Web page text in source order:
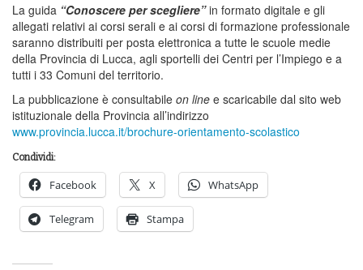
La guida “Conoscere per scegliere”in formato digitale e gli
allegati relativi ai corsi serali e ai corsi di formazione professionale
saranno distribuiti per posta elettronica a tutte le scuole medie
della Provincia di Lucca, agli sportelli dei Centri per l’Impiego e a
tutti i 33 Comuni del territorio.
La pubblicazione è consultabile on line e scaricabile dal sito web
istituzionale della Provincia all’indirizzo
www.provincia.lucca.it/brochure-orientamento-scolastico
Condividi:
Facebook X WhatsApp
Telegram Stampa